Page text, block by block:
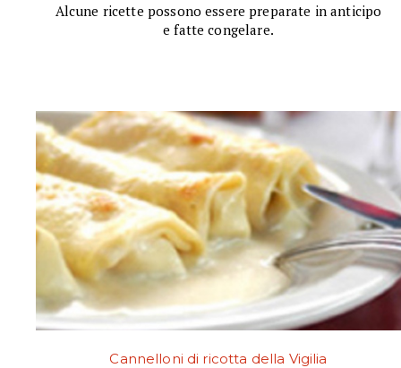
Alcune ricette possono essere preparate in anticipo
e fatte congelare.
Cannelloni di ricotta della Vigilia